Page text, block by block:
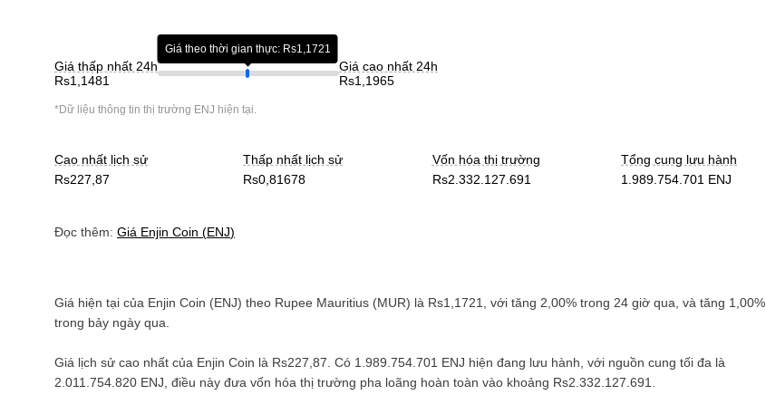
Giá thấp nhất 24h
Rs1,1481
Giá theo thời gian thực: Rs1,1721
Giá cao nhất 24h
Rs1,1965
*Dữ liệu thông tin thị trường ENJ hiện tại.
Cao nhất lịch sử
Rs227,87
Thấp nhất lịch sử
Rs0,81678
Vốn hóa thị trường
Rs2.332.127.691
Tổng cung lưu hành
1.989.754.701 ENJ
Đọc thêm: Giá Enjin Coin (ENJ)
Giá hiện tại của Enjin Coin (ENJ) theo Rupee Mauritius (MUR) là Rs1,1721 , với tăng 2,00% trong 24 giờ qua, và tăng 1,00%
trong bảy ngày qua.
Giá lịch sử cao nhất của Enjin Coin là Rs227,87 . Có 1.989.754.701 ENJ hiện đang lưu hành, với nguồn cung tối đa là
2.011.754.820 ENJ , điều này đưa vốn hóa thị trường pha loãng hoàn toàn vào khoảng Rs2.332.127.691